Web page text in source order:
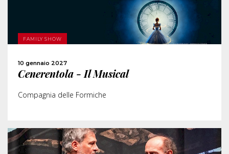
FAMILY SHOW
10 gennaio 2027
Cenerentola - Il Musical
Compagnia delle Formiche
ACQUISTA
CONDIVIDI
SCOPRI DI PIÙ